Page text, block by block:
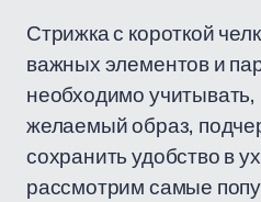
Стрижка с короткой
важных элементов и
необходимо
желаемый образ,
сохранить удобство в
рассмотрим самые